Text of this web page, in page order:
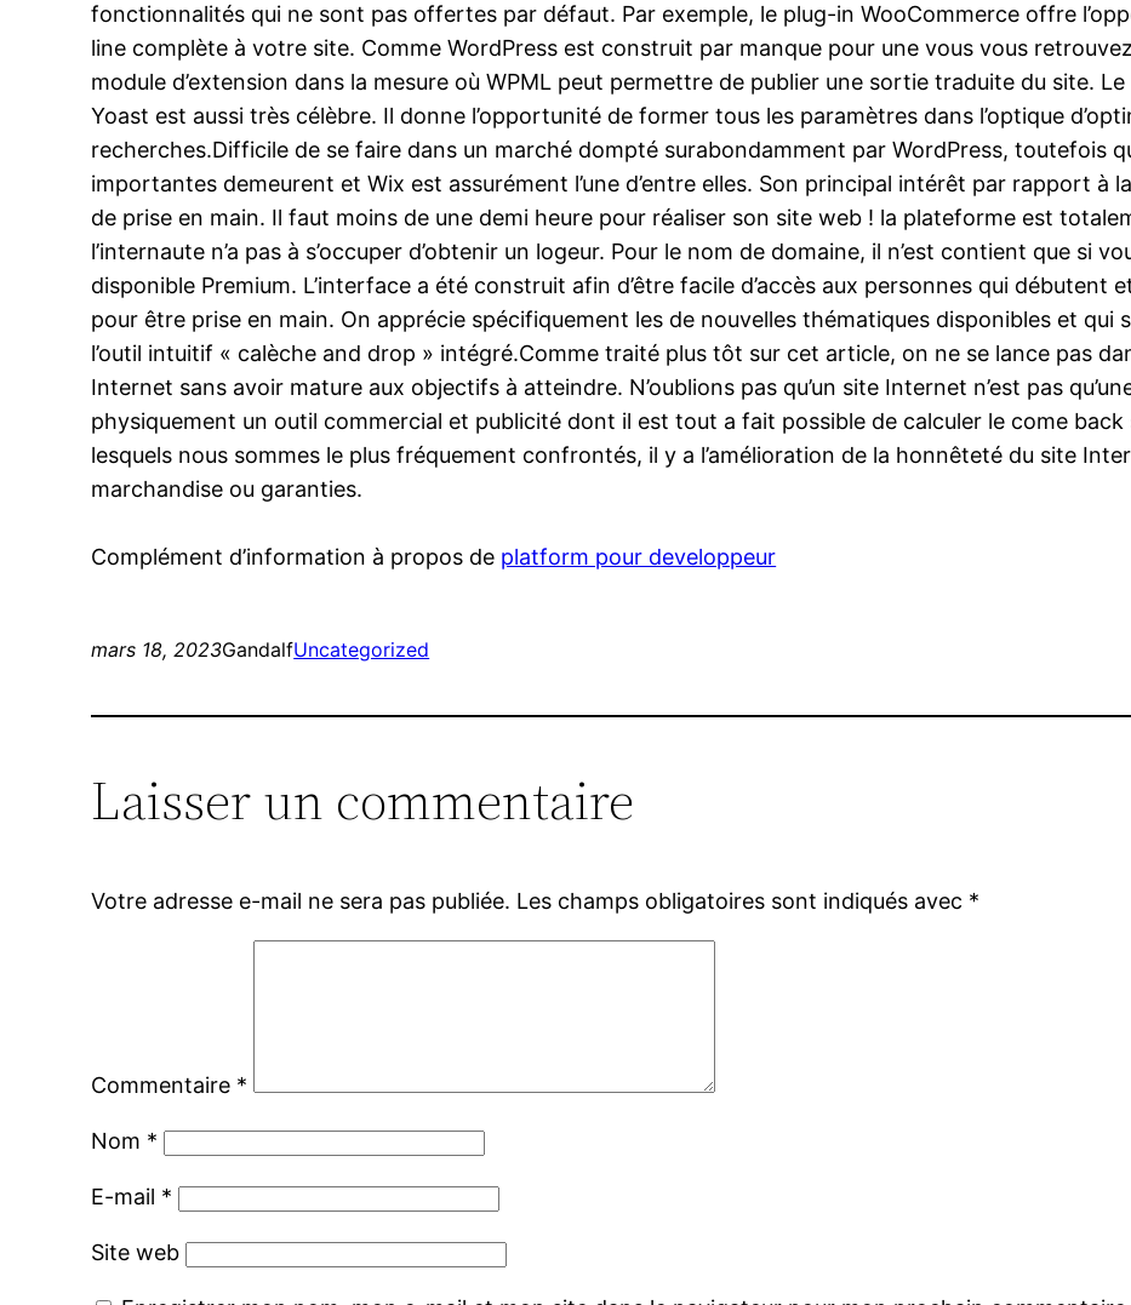
fonctionnalités qui ne sont pas offertes par défaut. Par exemple, le plug-in WooCommerce offre
line complète à votre site. Comme WordPress est construit par manque pour une vous vous
module d’extension dans la mesure où WPML peut permettre de publier une sortie traduite du site.
Yoast est aussi très célèbre. Il donne l’opportunité de former tous les paramètres dans l’optique
recherches.Difficile de se faire dans un marché dompté surabondamment par WordPress, toutefois
importantes demeurent et Wix est assurément l’une d’entre elles. Son principal intérêt par rapport à
de prise en main. Il faut moins de une demi heure pour réaliser son site web ! la plateforme est
l’internaute n’a pas à s’occuper d’obtenir un logeur. Pour le nom de domaine, il n’est contient que si
disponible Premium. L’interface a été construit afin d’être facile d’accès aux personnes qui débutent
pour être prise en main. On apprécie spécifiquement les de nouvelles thématiques disponibles et qui
l’outil intuitif « calèche and drop » intégré.Comme traité plus tôt sur cet article, on ne se lance pas
Internet sans avoir mature aux objectifs à atteindre. N’oublions pas qu’un site Internet n’est pas
physiquement un outil commercial et publicité dont il est tout a fait possible de calculer le come
lesquels nous sommes le plus fréquement confrontés, il y a l’amélioration de la honnêteté du site
marchandise ou garanties.
Complément d’information à propos de platform pour developpeur
mars 18, 2023GandalfUncategorized
Laisser un commentaire
Votre adresse e-mail ne sera pas publiée. Les champs obligatoires sont indiqués avec *
Commentaire *
Nom *
E-mail *
Site web